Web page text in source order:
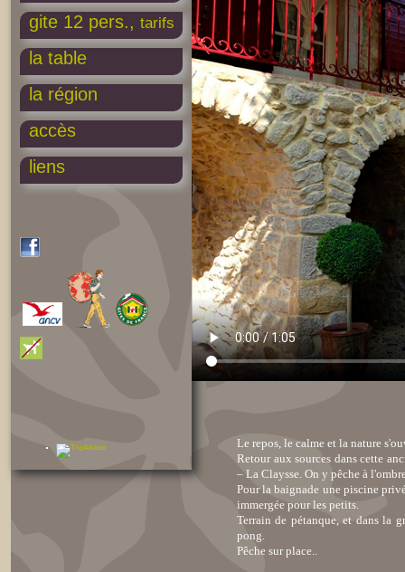
gite 12 pers., tarifs
la table
la région
accès
liens
Le repos, le calme et la nature
Retour aux sources dans cette
– La Claysse. On y pêche à
Pour la baignade une piscine
immergée pour les petits.
Terrain de pétanque, et dans la
pong.
Pêche sur place..